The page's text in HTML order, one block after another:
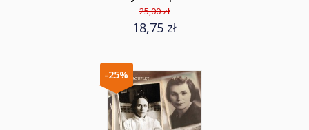
25,00 zł
18,75 zł
-25%